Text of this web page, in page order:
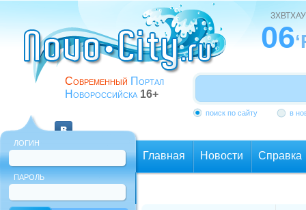
Современный Портал
Новороссийска 16+
ЗХВТХАУ
06
поиск по сайту в
ЛОГИН
ПАРОЛЬ
Главная Новости Справка